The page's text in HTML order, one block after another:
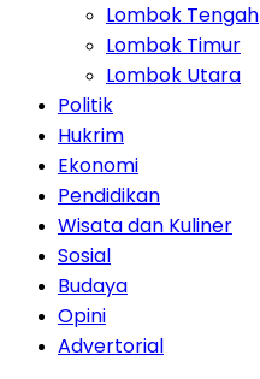
Lombok Tengah
Lombok Timur
Lombok Utara
Politik
Hukrim
Ekonomi
Pendidikan
Wisata dan Kuliner
Sosial
Budaya
Opini
Advertorial